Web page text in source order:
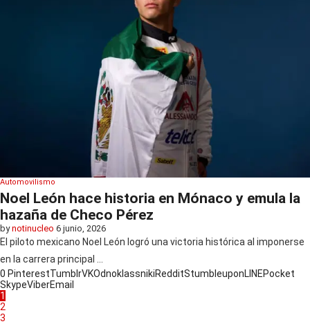
Automovilismo
Noel León hace historia en Mónaco y emula la
hazaña de Checo Pérez
bynotinucleo 6 junio, 2026
El piloto mexicano Noel León logró una victoria histórica al imponerse
en la carrera principal …
0 PinterestTumblrVKOdnoklassnikiRedditStumbleuponLINEPocket
SkypeViberEmail
1
2
3